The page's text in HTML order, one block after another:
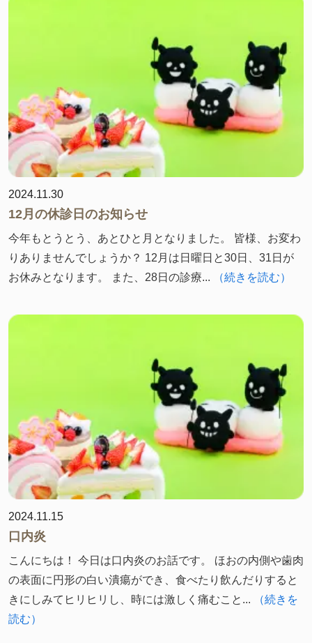
2024.11.30
12月の休診日のお知らせ
今年もとうとう、あとひと月となりました。 皆様、お変わ
りありませんでしょうか？ 12月は日曜日と30日、31日が
お休みとなります。 また、28日の診療...
（続きを読む）
2024.11.15
口内炎
こんにちは！ 今日は口内炎のお話です。 ほおの内側や歯肉
の表面に円形の白い潰瘍ができ、食べたり飲んだりすると
きにしみてヒリヒリし、時には激しく痛むこと...
（続きを
読む）